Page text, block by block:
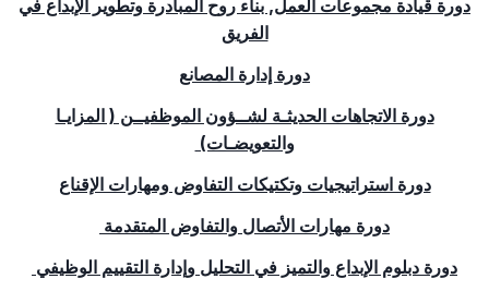
دورة قيادة مجموعات العمل, بناء روح المبادرة وتطوير الإبداع في
الفري ق
دورة إدارة المصانع
دورة الاتجاهات الحديثـة لشــؤون الموظفيــن ( المزايـا
والتعويضـات)
دورة استراتيجيات وتكتيكات التفاوض ومهارات الإقناع
دورة مهارات الأتصال والتفاوض المتقدمة
دورة دبلوم الإبداع والتميز في التحليل وإدارة التقييم الوظيفي